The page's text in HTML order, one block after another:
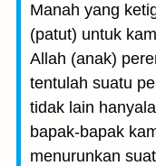
Manah yang
(patut) untuk
Allah (anak)
tentulah suatu
tidak lain
bapak-bapak
menurunkan